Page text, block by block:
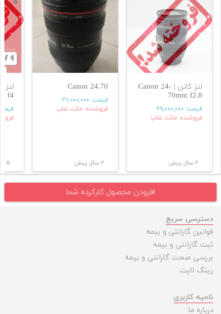
لنز کانن | Canon 24-
70mm f2.8
قیمت: ۲۹,۰۰۰,۰۰۰
فروشنده: مکث شاپ
۲ سال پیش
Canon 24.70
قیمت: ۲۷,۰۰۰,۰۰۰
فروشنده: مکث شاپ
۲ سال پیش
f4
۵ سال پیش
افزودن محصول کارکرده شما
دسترسی سریع
قوانین گارانتی و بیمه
ثبت گارانتی و بیمه
بررسی صحت گارانتی و بیمه
رینگ لایت
ناحیه کاربری
درباره ما